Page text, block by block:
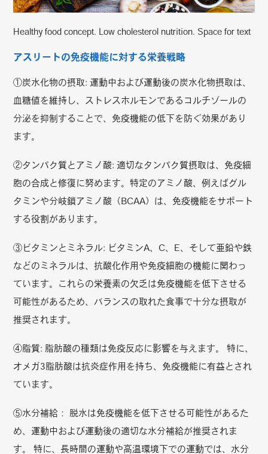
Healthy food concept. Low cholesterol nutrition. Space for text
アスリートの免疫機能に対する栄養戦略
①炭水化物の摂取: 運動中および運動後の炭水化物摂取は、
血糖値を維持し、ストレスホルモンであるコルチゾールの
分泌を抑制することで、免疫機能の低下を防ぐ効果があり
ます。
②タンパク質とアミノ酸: 適切なタンパク質摂取は、免疫細
胞の合成と修復に努めます。特定のアミノ酸、例えばグル
タミンや分岐鎖アミノ酸（BCAA）は、免疫機能をサポート
する役割があります。
③ビタミンとミネラル: ビタミンA、C、E、そして亜鉛や鉄
などのミネラルは、抗酸化作用や免疫細胞の機能に関わっ
ています。これらの栄養素の欠乏は免疫機能を低下させる
可能性があるため、バランスの取れた食事で十分な摂取が
推奨されます。
④脂質: 脂肪酸の種類は免疫反応に影響を与えます。 特に、
オメガ3脂肪酸は抗炎症作用を持ち、免疫機能に有益とされ
ています。
⑤水分補給： 脱水は免疫機能を低下させる可能性があるた
め、運動中および運動後の適切な水分補給が推奨されま
す。 特に、長時間の運動や高温環境下での運動では、水分